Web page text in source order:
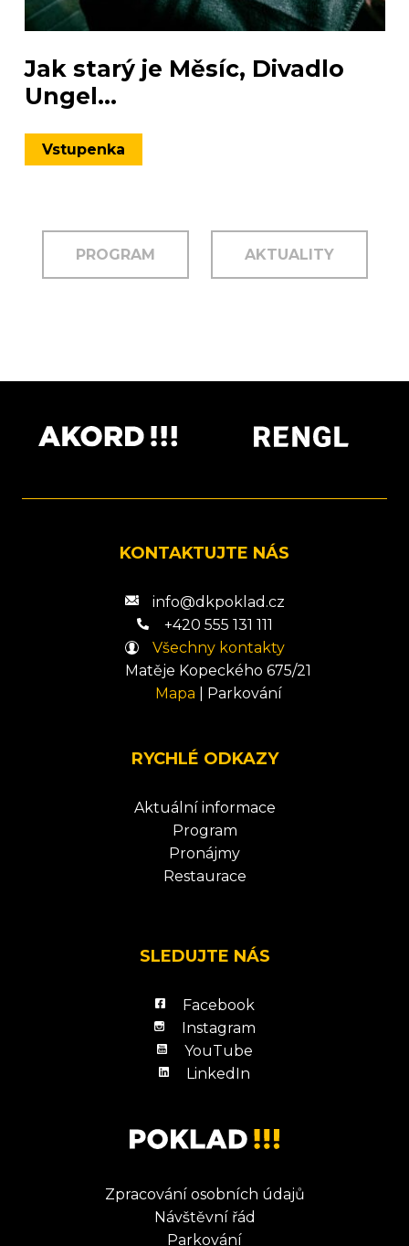
Jak starý je Měsíc, Divadlo
Ungel...
Vstupenka
PROGRAM AKTUALITY
KONTAKTUJTE NÁS
info@dkpoklad.cz
+420 555 131 111
Všechny kontakty
Matěje Kopeckého 675/21
Mapa
Parkování
RYCHLÉ ODKAZY
Aktuální informace
Program
Pronájmy
Restaurace
SLEDUJTE NÁS
Facebook
Instagram
YouTube
LinkedIn
Zpracování osobních údajů
Návštěvní řád
Parkování